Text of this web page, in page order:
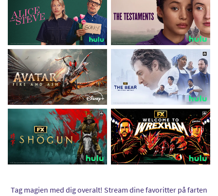
Tag magien med dig overalt! Stream dine favoritter på farten